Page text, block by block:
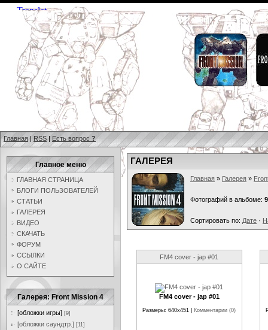
Главная | RSS | Есть вопрос ?
Главное меню
ГЛАВНАЯ СТРАНИЦА
БЛОГИ ПОЛЬЗОВАТЕЛЕЙ
СТАТЬИ
ГАЛЕРЕЯ
ВИДЕО
СКАЧАТЬ
ФОРУМ
ССЫЛКИ
О САЙТЕ
Галерея: Front Mission 4
[обложки игры] [9]
[обложки саундтр.] [11]
ГАЛЕРЕЯ
Главная » Галерея »
Фотографий в альбоме: 9
Сортировать по: Дате ·
FM4 cover - jap #01
FM4 cover - jap #01
Размеры: 640x451 | Комментарии (0)